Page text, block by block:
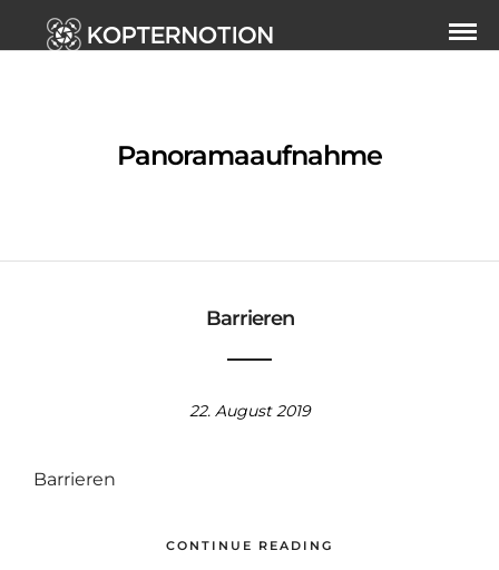
Panoramaaufnahme
Barrieren
22. August 2019
Barrieren
CONTINUE READING